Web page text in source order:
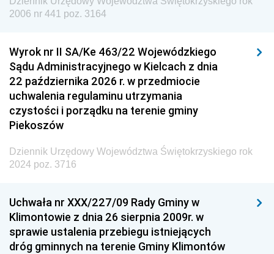
Dziennik Urzędowy Agencji Wywiadu
2006 nr 441 poz. 3164
Wyrok nr II SA/Ke 463/22 Wojewódzkiego
Sądu Administracyjnego w Kielcach z dnia
22 października 2026 r. w przedmiocie
uchwalenia regulaminu utrzymania
czystości i porządku na terenie gminy
Piekoszów
Dziennik Urzędowy Województwa Świętokrzyskiego rok
2024 poz. 3716
Uchwała nr XXX/227/09 Rady Gminy w
Klimontowie z dnia 26 sierpnia 2009r. w
sprawie ustalenia przebiegu istniejących
dróg gminnych na terenie Gminy Klimontów